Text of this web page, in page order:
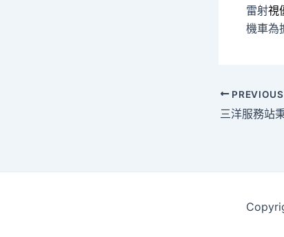
雷射視
機車為
Post
navigation
PREVIOUS